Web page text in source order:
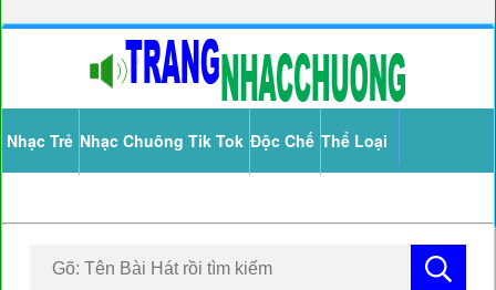
Nhạc Trẻ Nhạc Chuông Tik Tok Độc Chế Thể Loại